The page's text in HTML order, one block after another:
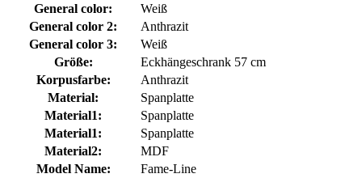
General color:
Weiß
General color 2:
Anthrazit
General color 3:
Weiß
Größe:
Eckhängeschrank 57 cm
Korpusfarbe:
Anthrazit
Material:
Spanplatte
Material1:
Spanplatte
Material1:
Spanplatte
Material2:
MDF
Model Name:
Fame-Line